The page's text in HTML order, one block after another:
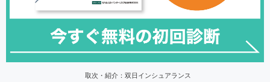
取次・紹介：双日インシュアランス